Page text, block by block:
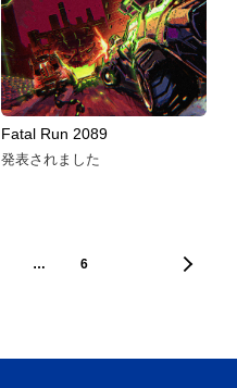
Fatal Run 2089
発表されました
… 6